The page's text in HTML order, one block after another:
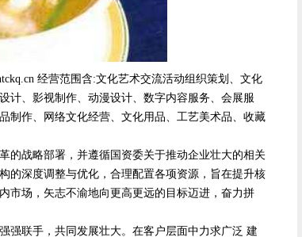
经营范围含:文化艺术交流活动组织策划、文化
计、影视制作、动漫设计、数字内容服务、会展服
制作、网络文化经营、文化用品、工艺美术品、收藏
的战略部署，并遵循国资委关于推动企业壮大的相关
的深度调整与优化，合理配置各项资源，旨在提升核
市场，矢志不渝地向更高更远的目标迈进，奋力拼
强联手，共同发展壮大。在客户层面中力求广泛 建